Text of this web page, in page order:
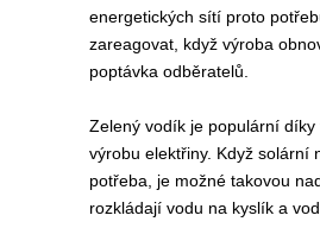
energetických sítí proto
zareagovat, když výroba
poptávka odběratelů.
Zelený vodík je populární
výrobu elektřiny. Když solární
potřeba, je možné takovou
rozkládají vodu na kyslík a